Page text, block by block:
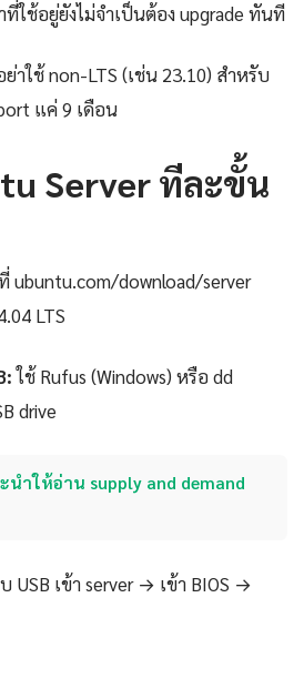
ที่ใช้อยู่ยังไม่จำเป็นต้อง upgrade ทันที
ย่าใช้ non-LTS (เช่น 23.10) สำหรับ
แค่ 9 เดือน
Server ทีละขั้น
ubuntu.com/download/server
LTS
ใช้ Rufus (Windows) หรือ dd
drive
นำให้อ่าน supply and demand
USB เข้า server → เข้า BIOS →